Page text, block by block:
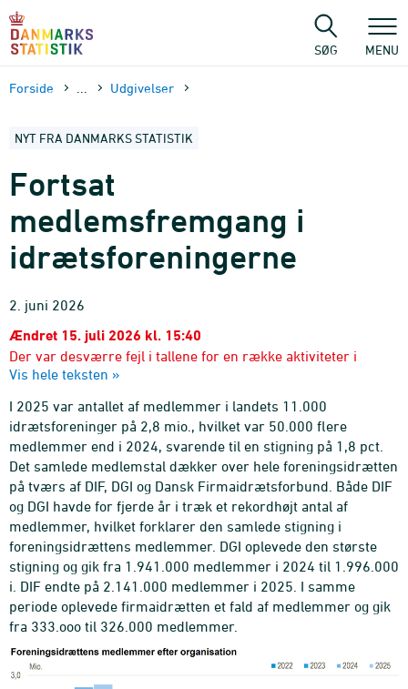
sidens
SØG MENU
Forside Udgivelser
NYT FRA DANMARKS STATISTIK
Fortsat
medlemsfremgang i
idrætsforeningerne
2. juni 2026
Ændret 15. juli 2026 kl. 15:40
Der var desværre fejl i tallene for en række aktiviteter i
anden figur. Figuren er nu rettet.
Vis hele teksten »
I 2025 var antallet af medlemmer i landets 11.000
idrætsforeninger på 2,8 mio., hvilket var 50.000 flere
medlemmer end i 2024, svarende til en stigning på 1,8 pct.
Det samlede medlemstal dækker over hele foreningsidrætten
på tværs af DIF, DGI og Dansk Firmaidrætsforbund. Både DIF
og DGI havde for fjerde år i træk et rekordhøjt antal af
medlemmer, hvilket forklarer den samlede stigning i
foreningsidrættens medlemmer. DGI oplevede den største
stigning og gik fra 1.941.000 medlemmer i 2024 til 1.996.000
i. DIF endte på 2.141.000 medlemmer i 2025. I samme
periode oplevede firmaidrætten et fald af medlemmer og gik
fra 333.ooo til 326.000 medlemmer.